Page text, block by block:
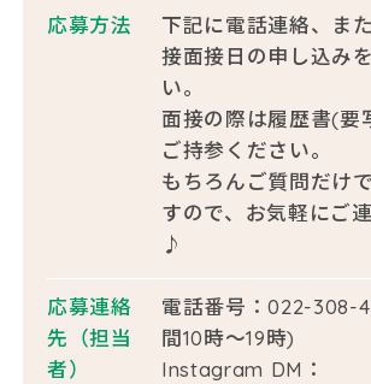
応募方法
下記に電話連絡、ま
接面接日の申し込み
い。
面接の際は履歴書(要
ご持参ください。
もちろんご質問だけ
すので、お気軽にご
♪
応募連絡
先 （担当
者）
電話番号：022-308-
間10時～19時)
Instagram DM：